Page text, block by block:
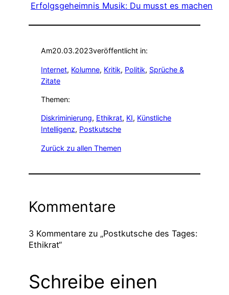
Erfolgsgeheimnis Musik: Du musst es machen
Am20.03.2023veröffentlicht in:
Internet, Kolumne, Kritik, Politik, Sprüche &
Zitate
Themen:
Diskriminierung, Ethikrat, KI, Künstliche
Intelligenz, Postkutsche
Zurück zu allen Themen
Kommentare
3 Kommentare zu „Postkutsche des Tages:
Ethikrat“
Schreibe einen